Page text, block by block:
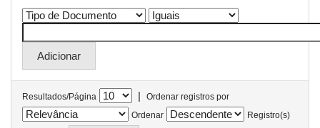
Resultados/Página |
Ordenar registros por
Ordenar
Registro(s)